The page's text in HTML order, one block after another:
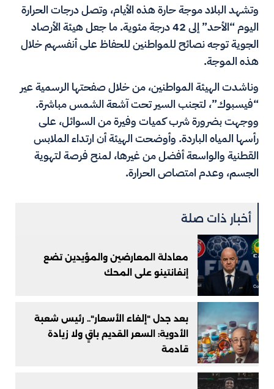
وتشهد البلاد موجة حارة هذه الأيام، وتصل درجات الحرارة
اليوم “الأحد” إلى 42 درجة مئوية. ما جعل هيئة الأرصاد
الجوية توجه نصائح للمواطنين للحفاظ على أنفسهم خلال
هذه الموجة.
وناشدت الهيئة المواطنين، من خلال صفحتها الرسمية عير
“فيسبوك”، لتجنب السير تحت آشعة الشمس مباشرة.
ووجهت بضرورة شرب كميات وفيرة من السوائل، على
رأسها المياه الباردة. وأوضحت الهيئة أن ارتداء الملابس
القطنية والواسعة أفضل من غيرها، لمنح فرصة لتهوية
الجسم، وعدم امتصاص الحرارة.
أخبار ذات صلة
معادلة المعارضين والمؤيدين تضع
إنفانتينو على المحك
بعد جدل "إلغاء الأسعار".. رئيس شعبة
الأدوية: السعر القديم باقٍ ولا زيادة
قادمة